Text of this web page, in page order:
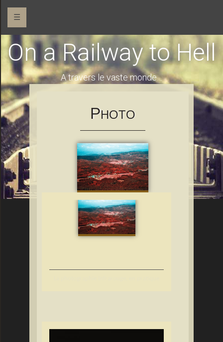
☰
On a Railway to Hell
A travers le vaste monde…
PHOTO